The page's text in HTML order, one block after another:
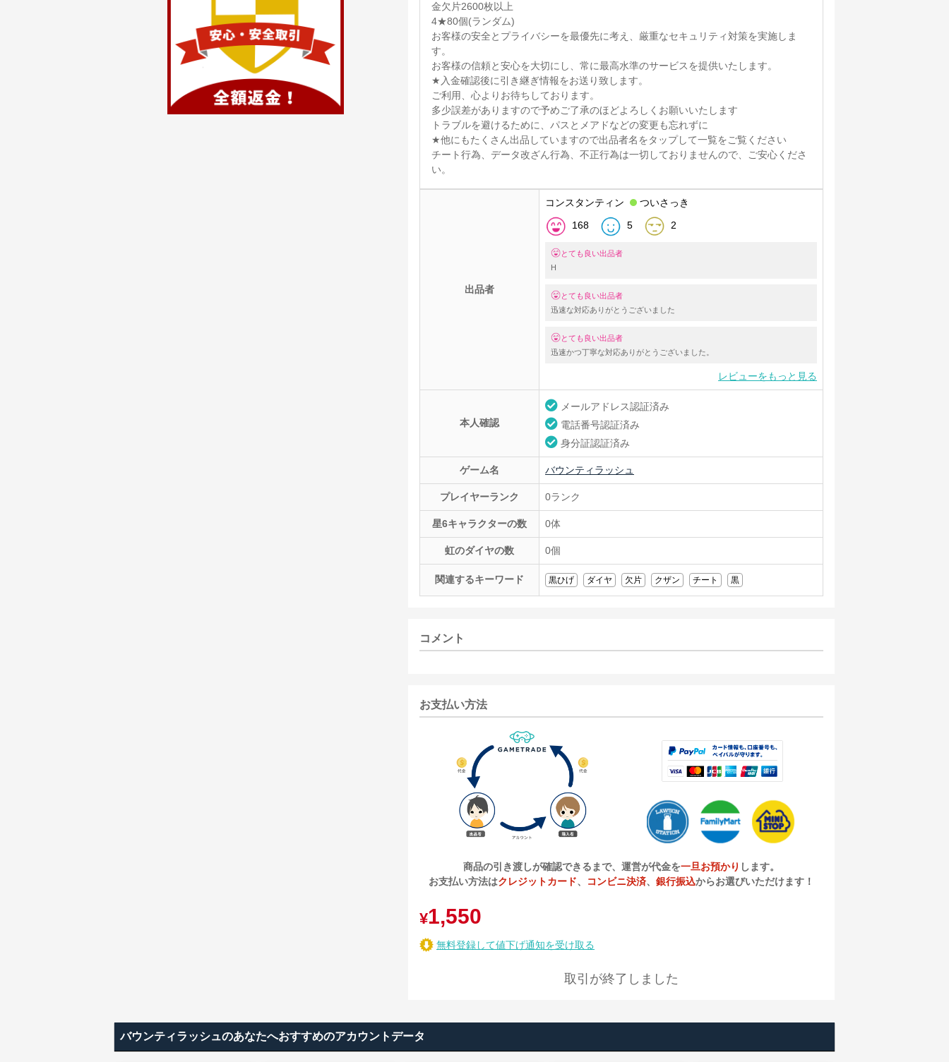
金欠片2600枚以上
4★80個(ランダム)
お客様の安全とプライバシーを最優先に考え、厳重なセキュリティ対策を実施しま
す。
お客様の信頼と安心を大切にし、常に最高水準のサービスを提供いたします。
★入金確認後に引き継ぎ情報をお送り致します。
ご利用、心よりお待ちしております。
多少誤差がありますので予めご了承のほどよろしくお願いいたします
トラブルを避けるために、パスとメアドなどの変更も忘れずに
★他にもたくさん出品していますので出品者名をタップして一覧をご覧ください
チート行為、データ改ざん行為、不正行為は一切しておりませんので、ご安心くださ
い。
出品者
コンスタンティン ついさっき
168 5 2
とても良い出品者
H
とても良い出品者
迅速な対応ありがとうございました
とても良い出品者
迅速かつ丁寧な対応ありがとうございました。
レビューをもっと見る
本人確認
メールアドレス認証済み
電話番号認証済み
身分証認証済み
ゲーム名 バウンティラッシュ
プレイヤーランク 0ランク
星6キャラクターの数 0体
虹のダイヤの数 0個
関連するキーワード 黒ひげ ダイヤ 欠片 クザン チート 黒
コメント
お支払い方法
商品の引き渡しが確認できるまで、運営が代金を一旦お預かり します。
お支払い方法はクレジットカード、 コンビニ決済、 銀行振込からお選びいただけます！
¥1,550
無料登録して値下げ通知を受け取る
取引が終了しました
バウンティラッシュのあなたへおすすめのアカウントデータ